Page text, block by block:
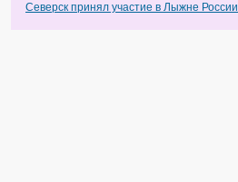
Северск принял участие в Лыжне России